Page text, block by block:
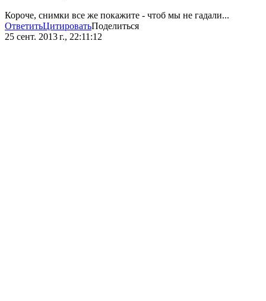
Короче, снимки все же покажите - чтоб мы не гадали...
ОтветитьЦитироватьПоделиться
25 сент. 2013 г., 22:11:12